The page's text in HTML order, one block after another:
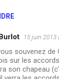
15 juin 2013
souvenez de
sur les
son chapeau